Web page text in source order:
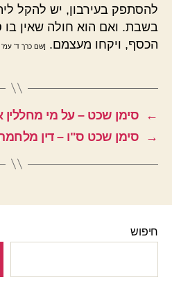
להסתפק בעירבון, יש להקל
בשבת. ואם הוא חולה שאין
הכסף, ויקחו מעצמם.
[שם כרך ד'
←
סימן שכט – על מי
→
סימן שכט ס"ו – דין
חיפוש